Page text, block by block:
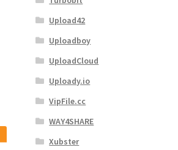
Upload42
Uploadboy
UploadCloud
Uploady.io
VipFile.cc
WAY4SHARE
Xubster